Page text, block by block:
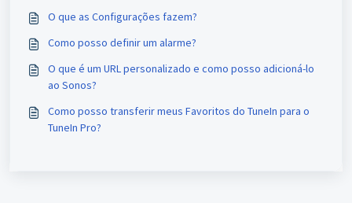
O que as Configurações fazem?
Como posso definir um alarme?
O que é um URL personalizado e como posso adicioná-lo
ao Sonos?
Como posso transferir meus Favoritos do TuneIn para o
TuneIn Pro?